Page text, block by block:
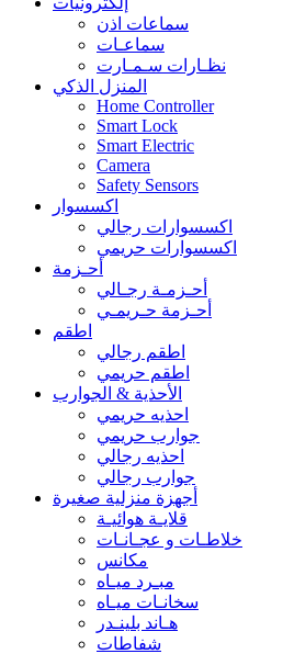
سماعات اذن
سماعـات
نظـارات سـمـارت
المنزل الذكي
Home Controller
Smart Lock
Smart Electric
Camera
Safety Sensors
اكسسوار
اكسسوارات رجالي
اكسسوارات حريمي
أحـزمة
أحـزمـة رجـالي
أحـزمة حـريمـي
اطقم
اطقم رجالي
اطقم حريمي
الأحذية & الجوارب
احذيه حريمي
جوارب حريمي
احذيه رجالي
جوارب رجالي
أجهزة منزلية صغيرة
قلايـة هوائيـة
خلاطـات و عجـانـات
مكانس
مبـرد ميـاه
سخانـات ميـاه
هـاند بلينـدر
شفاطات